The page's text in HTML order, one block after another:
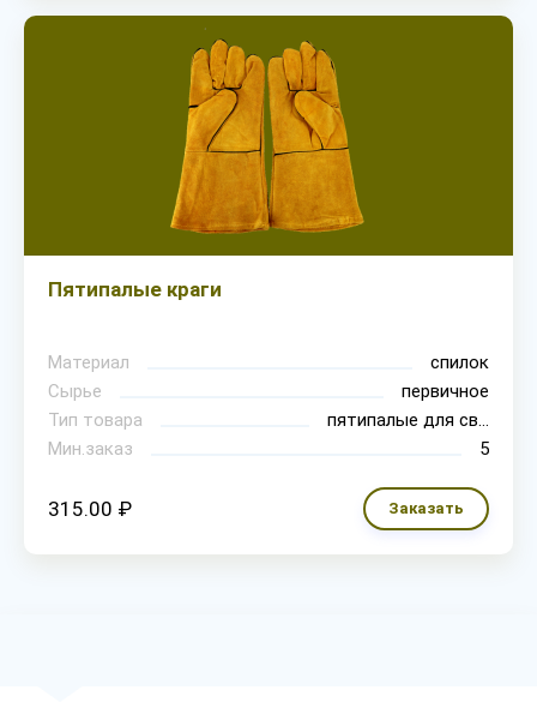
Пятипалые краги
Материал
спилок
Сырье
первичное
Тип товара
пятипалые для сварки
Мин.заказ
5
315.00 ₽ Заказать